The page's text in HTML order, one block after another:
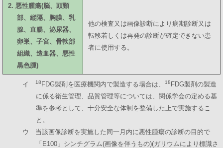
2. 悪性腫瘍(脳、頭頸
部、縦隔、胸膜、乳
腺、直腸、泌尿器、
卵巣、子宮、骨軟部
組織、造血器、悪性
黒色腫)
他の検査又は画像診断により病期診断又は
転移若しくは再発の診断が確定できない患
者に使用する。
イ 18 FDG製剤を医療機関内で製造する場合は、 18 FDG製剤の製造
に係る衛生管理、品質管理等については、関係学会の定める基
準を参考として、十分安全な体制を整備した上で実施するこ
と。
ウ 当該画像診断を実施した同一月内に悪性腫瘍の診断の目的で
「E100」シンチグラム(画像を伴うもの)(ガリウムにより標識さ